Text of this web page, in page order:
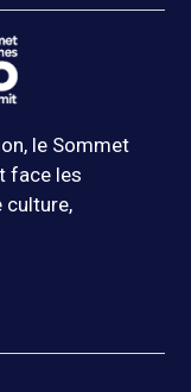
le Sommet
face les
culture,